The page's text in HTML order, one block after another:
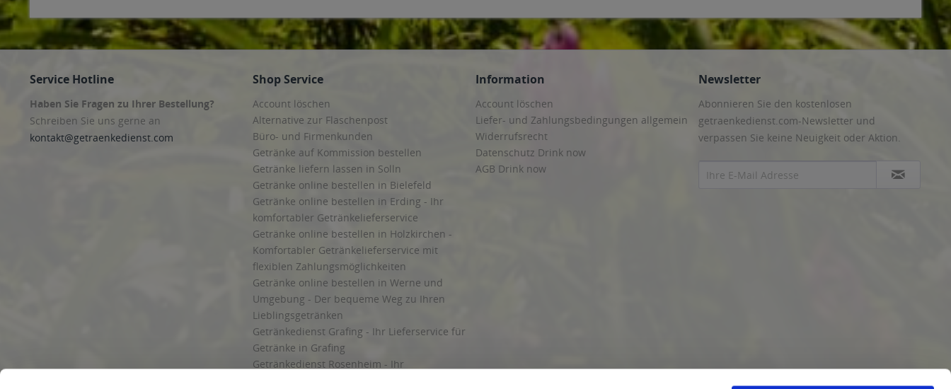
Service Hotline
Haben Sie Fragen zu Ihrer Bestellung?
Schreiben Sie uns gerne an
kontakt@getraenkedienst.com
Shop Service
Account löschen
Alternative zur Flaschenpost
Büro- und Firmenkunden
Getränke auf Kommission bestellen
Getränke liefern lassen in Solln
Getränke online bestellen in Bielefeld
Getränke online bestellen in Erding - Ihr
komfortabler Getränkelieferservice
Getränke online bestellen in Holzkirchen -
Komfortabler Getränkelieferservice mit
flexiblen Zahlungsmöglichkeiten
Getränke online bestellen in Werne und
Umgebung - Der bequeme Weg zu Ihren
Lieblingsgetränken
Getränkedienst Grafing - Ihr Lieferservice für
Getränke in Grafing
Getränkedienst Rosenheim - Ihr
Information
Account löschen
Liefer- und Zahlungsbedingungen allgemein
Widerrufsrecht
Datenschutz Drink now
AGB Drink now
Newsletter
Abonnieren Sie den kostenlosen
getraenkedienst.com-Newsletter und
verpassen Sie keine Neuigkeit oder Aktion.